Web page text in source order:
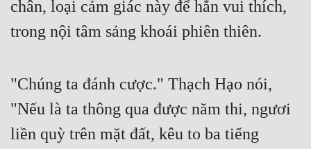
chân, loại cảm giác này để hắn vui thích,
trong nội tâm sảng khoái phiên thiên.
"Chúng ta đánh cược." Thạch Hạo nói,
"Nếu là ta thông qua được năm thi, ngươi
liền quỳ trên mặt đất, kêu to ba tiếng